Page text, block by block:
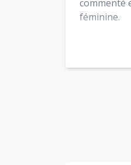
commenté
féminine.